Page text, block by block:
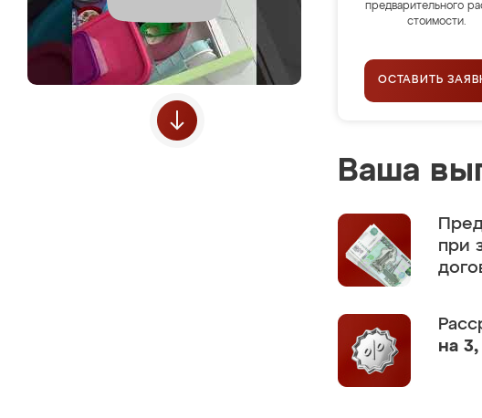
предварительного
стоимости.
ОСТАВИТЬ
Ваша
при
на